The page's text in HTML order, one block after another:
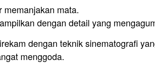
memanjakan mata.
dengan detail yang
dengan teknik sinematografi
menggoda.